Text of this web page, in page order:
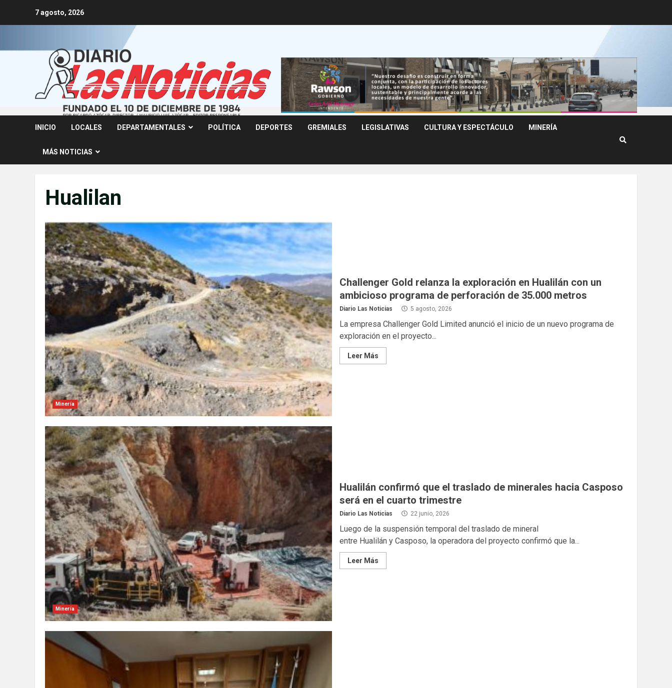
7 agosto, 2026
INICIO LOCALES DEPARTAMENTALES POLÍTICA DEPORTES GREMIALES LEGISLATIVAS CULTURA Y ESPECTÁCULO MINERÍA
MÁS NOTICIAS
Hualilan
Minería
Challenger Gold relanza la exploración en Hualilán con un
ambicioso programa de perforación de 35.000 metros
Diario Las Noticias 5 agosto, 2026
La empresa Challenger Gold Limited anunció el inicio de un nuevo programa de
exploración en el proyecto...
Leer Más
Minería
Hualilán confirmó que el traslado de minerales hacia Casposo
será en el cuarto trimestre
Diario Las Noticias 22 junio, 2026
Luego de la suspensión temporal del traslado de mineral
entre Hualilán y Casposo, la operadora del proyecto confirmó que la...
Leer Más